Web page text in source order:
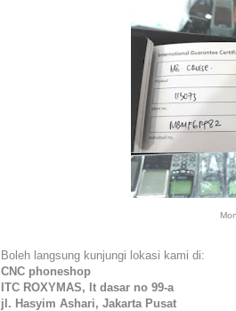
Boleh langsung kunjungi lokasi kami di:
CNC phoneshop
ITC ROXYMAS, lt dasar no 99-a
jl. Hasyim Ashari, Jakarta Pusat